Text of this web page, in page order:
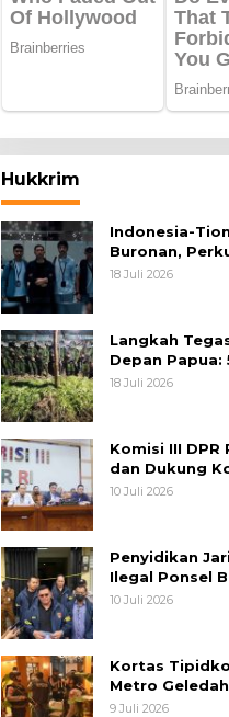
Hukkrim
Indonesia-
Buronan,
Penegakan
18 Juli 2026
Langkah
Depan Papua:
Batang Ganja
18 Juli 2026
Komisi III DPR
dan Dukung
Polri Usut
10 Juli 2026
Penyidikan
Ilegal Ponsel
Rampung,
10 Juli 2026
Kortas
Metro
Money Changer
9 Juli 2026